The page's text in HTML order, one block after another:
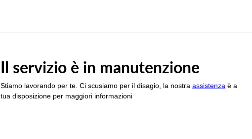
Il servizio è in manutenzione
Stiamo lavorando per te. Ci scusiamo per il disagio, la nostraassistenza è a
tua disposizione per maggiori informazioni